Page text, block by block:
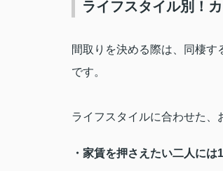
ライフスタイル別！
間取りを決める際は、同棲
です。
ライフスタイルに合わせた、
・家賃を押さえたい二人には